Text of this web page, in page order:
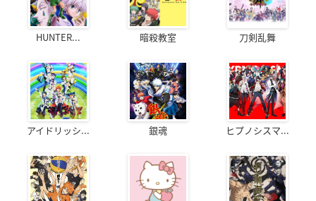
HUNTER... 暗殺教室 刀剣乱舞
アイドリッシ... 銀魂 ヒプノシスマ...